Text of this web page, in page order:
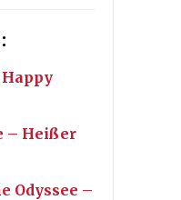
– Heißer
Odyssee –